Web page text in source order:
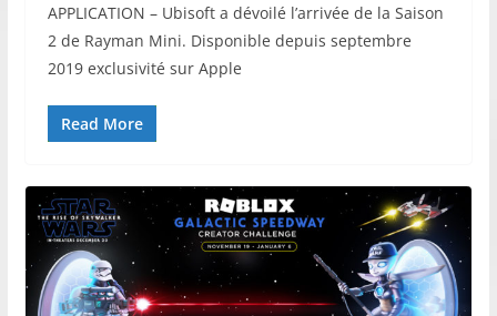
APPLICATION – Ubisoft a dévoilé l’arrivée de la Saison
2 de Rayman Mini. Disponible depuis septembre
2019 exclusivité sur Apple
Read More